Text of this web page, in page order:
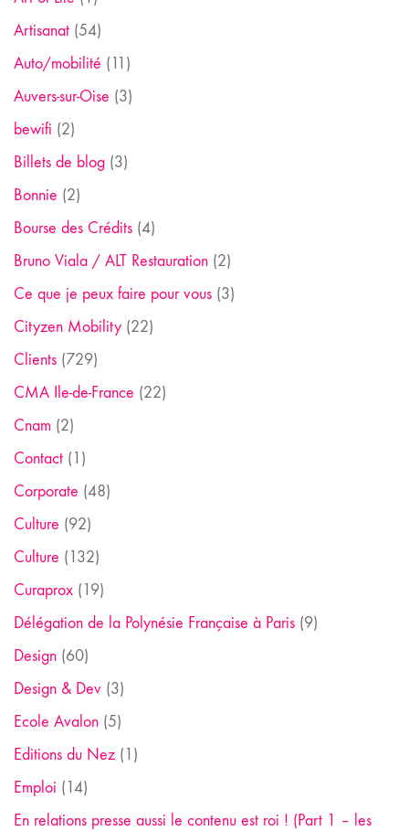
Artisanat (54)
Auto/mobilité (11)
Auvers-sur-Oise (3)
bewifi (2)
Billets de blog (3)
Bonnie (2)
Bourse des Crédits (4)
Bruno Viala / ALT Restauration (2)
Ce que je peux faire pour vous (3)
Cityzen Mobility (22)
Clients (729)
CMA Ile-de-France (22)
Cnam (2)
Contact (1)
Corporate (48)
Culture (92)
Culture (132)
Curaprox (19)
Délégation de la Polynésie Française à Paris (9)
Design (60)
Design & Dev (3)
Ecole Avalon (5)
Editions du Nez (1)
Emploi (14)
En relations presse aussi le contenu est roi ! (Part 1 – les